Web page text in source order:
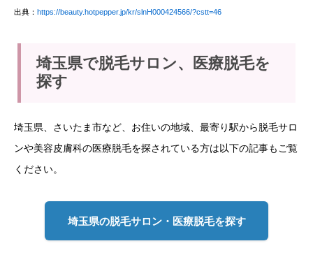
出典： https://beauty.hotpepper.jp/kr/slnH000424566/?cstt=46
埼玉県で脱毛サロン、医療脱毛を
探す
埼玉県、さいたま市など、お住いの地域、最寄り駅から脱毛サロ
ンや美容皮膚科の医療脱毛を探されている方は以下の記事もご覧
ください。
埼玉県の脱毛サロン・医療脱毛を探す